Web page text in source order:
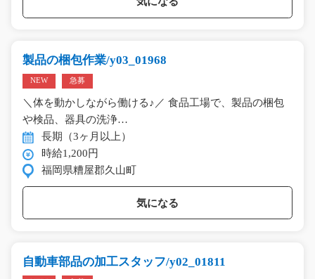
製品の梱包作業/y03_01968
NEW 急募
＼体を動かしながら働ける♪／ 食品工場で、製品の梱包
や検品、器具の洗浄…
長期（3ヶ月以上）
時給1,200円
福岡県糟屋郡久山町
気になる
自動車部品の加工スタッフ/y02_01811